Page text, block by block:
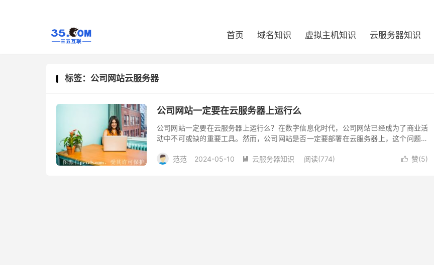
首页 域名知识 虚拟主机知识 云服务器知识
标签：公司网站云服务器
公司网站一定要在云服务器上运行么
公司网站一定要在云服务器上运行么？在数字信息化时代，公司网站已经成为了商业活
动中不可或缺的重要工具。然而，公司网站是否一定要部署在云服务器上，这个问题的
范范
2024-05-10  云服务器知识 阅读(774)  赞(5)